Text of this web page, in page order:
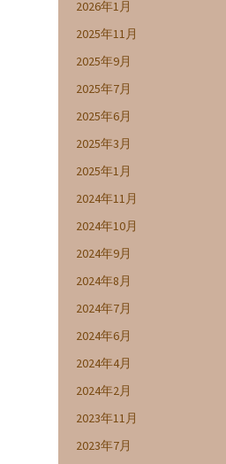
2026年1月
2025年11月
2025年9月
2025年7月
2025年6月
2025年3月
2025年1月
2024年11月
2024年10月
2024年9月
2024年8月
2024年7月
2024年6月
2024年4月
2024年2月
2023年11月
2023年7月